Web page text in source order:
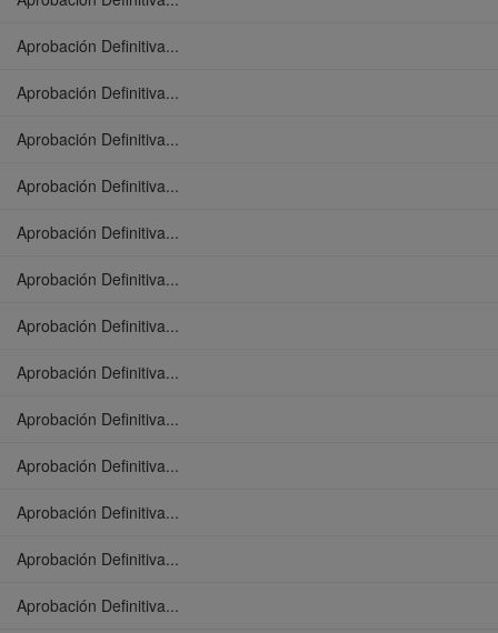
Aprobación Definitiva...
Aprobación Definitiva...
Aprobación Definitiva...
Aprobación Definitiva...
Aprobación Definitiva...
Aprobación Definitiva...
Aprobación Definitiva...
Aprobación Definitiva...
Aprobación Definitiva...
Aprobación Definitiva...
Aprobación Definitiva...
Aprobación Definitiva...
Aprobación Definitiva...